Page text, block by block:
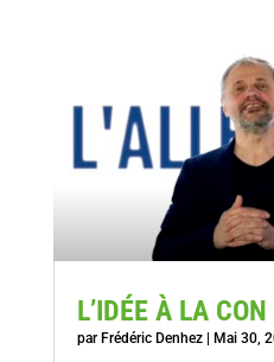
L’IDÉE À LA
par Frédéric Denhez| Mai 30,